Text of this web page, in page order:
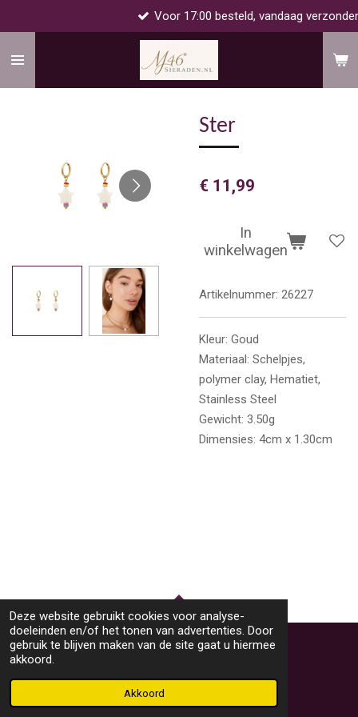
Deze website gebruikt cookies voor analyse-
doeleinden en/of het tonen van advertenties. Door
gebruik te blijven maken van de site gaat u hiermee
akkoord.
Akkoord
naar
Voor 17:00 besteld, vandaag verzonden!
Ster
€ 11,99
In
winkelwagen
Artikelnummer: 26227
Kleur: Goud
Materiaal: Schelpjes,
polymer clay, Hematiet,
Stainless Steel
Gewicht: 3.50g
Dimensies: 4cm x 1.30cm
TOP